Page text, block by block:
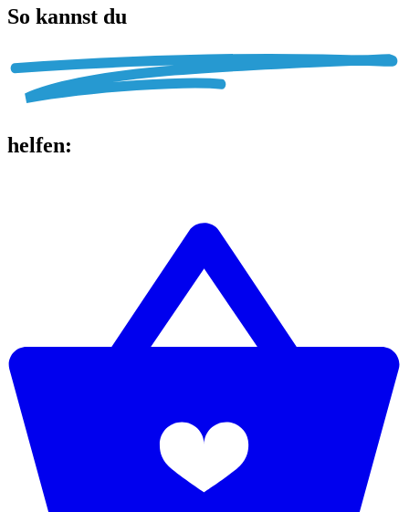
So kannst du
helfen: